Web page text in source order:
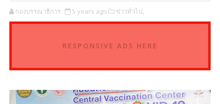
กองบรรณาธิการ 5 years ago ข่าวทั่วไป,
RESPONSIVE ADS HERE